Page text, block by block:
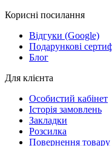
Корисні посилання
Відгуки (Google)
Подарункові
Блог
Для клієнта
Особистий кабінет
Історія замовлень
Закладки
Розсилка
Повернення товару